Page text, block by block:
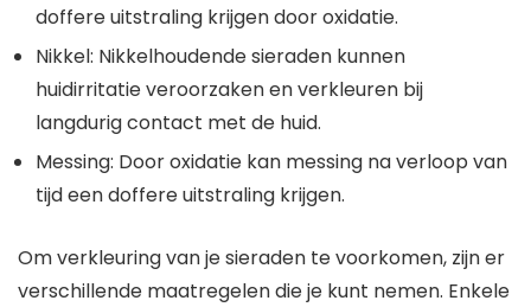
doffere uitstraling krijgen door oxidatie.
Nikkel: Nikkelhoudende sieraden kunnen
huidirritatie veroorzaken en verkleuren bij
langdurig contact met de huid.
Messing: Door oxidatie kan messing na verloop van
tijd een doffere uitstraling krijgen.
Om verkleuring van je sieraden te voorkomen, zijn er
verschillende maatregelen die je kunt nemen. Enkele